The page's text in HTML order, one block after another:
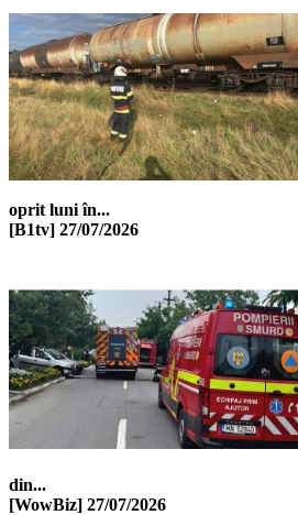
oprit luni în...
[B1tv] 27/07/2026
din...
[WowBiz] 27/07/2026